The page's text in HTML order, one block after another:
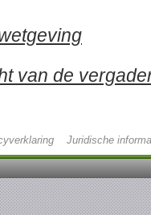
van de
Juridische